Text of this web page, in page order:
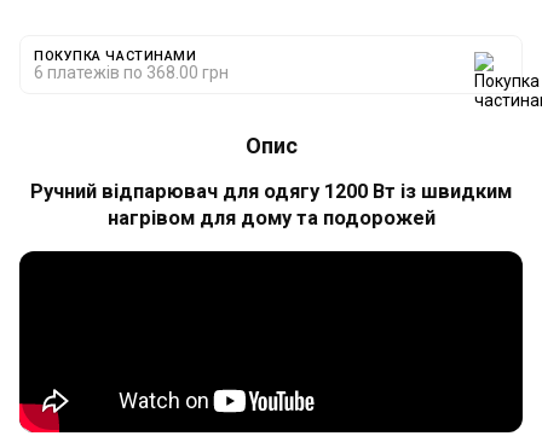
ПОКУПКА ЧАСТИНАМИ
6 платежів по 368.00 грн
Опис
Ручний відпарювач для одягу 1200 Вт із швидким
нагрівом для дому та подорожей